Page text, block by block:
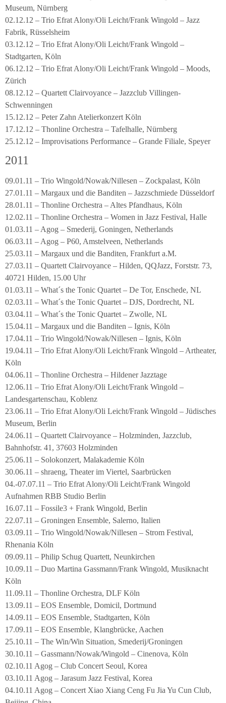
Museum, Nürnberg
02.12.12 – Trio Efrat Alony/Oli Leicht/Frank Wingold – Jazz
Fabrik, Rüsselsheim
03.12.12 – Trio Efrat Alony/Oli Leicht/Frank Wingold –
Stadtgarten, Köln
06.12.12 – Trio Efrat Alony/Oli Leicht/Frank Wingold – Moods,
Zürich
08.12.12 – Quartett Clairvoyance – Jazzclub Villingen-
Schwenningen
15.12.12 – Peter Zahn Atelierkonzert Köln
17.12.12 – Thonline Orchestra – Tafelhalle, Nürnberg
25.12.12 – Improvisations Performance – Grande Filiale, Speyer
2011
09.01.11 – Trio Wingold/Nowak/Nillesen – Zockpalast, Köln
27.01.11 – Margaux und die Banditen – Jazzschmiede Düsseldorf
28.01.11 – Thonline Orchestra – Altes Pfandhaus, Köln
12.02.11 – Thonline Orchestra – Women in Jazz Festival, Halle
01.03.11 – Agog – Smederij, Goningen, Netherlands
06.03.11 – Agog – P60, Amstelveen, Netherlands
25.03.11 – Margaux und die Banditen, Frankfurt a.M.
27.03.11 – Quartett Clairvoyance – Hilden, QQJazz, Forststr. 73,
40721 Hilden, 15.00 Uhr
01.03.11 – What´s the Tonic Quartet – De Tor, Enschede, NL
02.03.11 – What´s the Tonic Quartet – DJS, Dordrecht, NL
03.04.11 – What´s the Tonic Quartet – Zwolle, NL
15.04.11 – Margaux und die Banditen – Ignis, Köln
17.04.11 – Trio Wingold/Nowak/Nillesen – Ignis, Köln
19.04.11 – Trio Efrat Alony/Oli Leicht/Frank Wingold – Artheater,
Köln
04.06.11 – Thonline Orchestra – Hildener Jazztage
12.06.11 – Trio Efrat Alony/Oli Leicht/Frank Wingold –
Landesgartenschau, Koblenz
23.06.11 – Trio Efrat Alony/Oli Leicht/Frank Wingold – Jüdisches
Museum, Berlin
24.06.11 – Quartett Clairvoyance – Holzminden, Jazzclub,
Bahnhofstr. 41, 37603 Holzminden
25.06.11 – Solokonzert, Malakademie Köln
30.06.11 – shraeng, Theater im Viertel, Saarbrücken
04.-07.07.11 – Trio Efrat Alony/Oli Leicht/Frank Wingold
Aufnahmen RBB Studio Berlin
16.07.11 – Fossile3 + Frank Wingold, Berlin
22.07.11 – Groningen Ensemble, Salerno, Italien
03.09.11 – Trio Wingold/Nowak/Nillesen – Strom Festival,
Rhenania Köln
09.09.11 – Philip Schug Quartett, Neunkirchen
10.09.11 – Duo Martina Gassmann/Frank Wingold, Musiknacht
Köln
11.09.11 – Thonline Orchestra, DLF Köln
13.09.11 – EOS Ensemble, Domicil, Dortmund
14.09.11 – EOS Ensemble, Stadtgarten, Köln
17.09.11 – EOS Ensemble, Klangbrücke, Aachen
25.10.11 – The Win/Win Situation, Smederij/Groningen
30.10.11 – Gassmann/Nowak/Wingold – Cinenova, Köln
02.10.11 Agog – Club Concert Seoul, Korea
03.10.11 Agog – Jarasum Jazz Festival, Korea
04.10.11 Agog – Concert Xiao Xiang Ceng Fu Jia Yu Cun Club,